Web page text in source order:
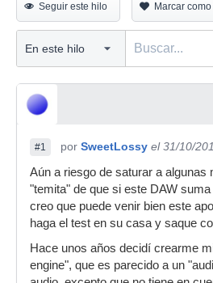
Seguir este hilo Marcar
#1 por SweetLossy el 31/10/
Aún a riesgo de saturar a algunas
"temita" de que si este DAW
creo que puede venir bien este
haga el test en su casa y saque
Hace unos años decidí crearme
engine", que es parecido a un